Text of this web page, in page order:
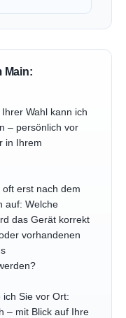
Main:
Wahl kann ich
– persönlich vor
in Ihrem
erst nach dem
auf: Welche
das Gerät korrekt
vorhandenen
Sie vor Ort:
– mit Blick auf Ihre